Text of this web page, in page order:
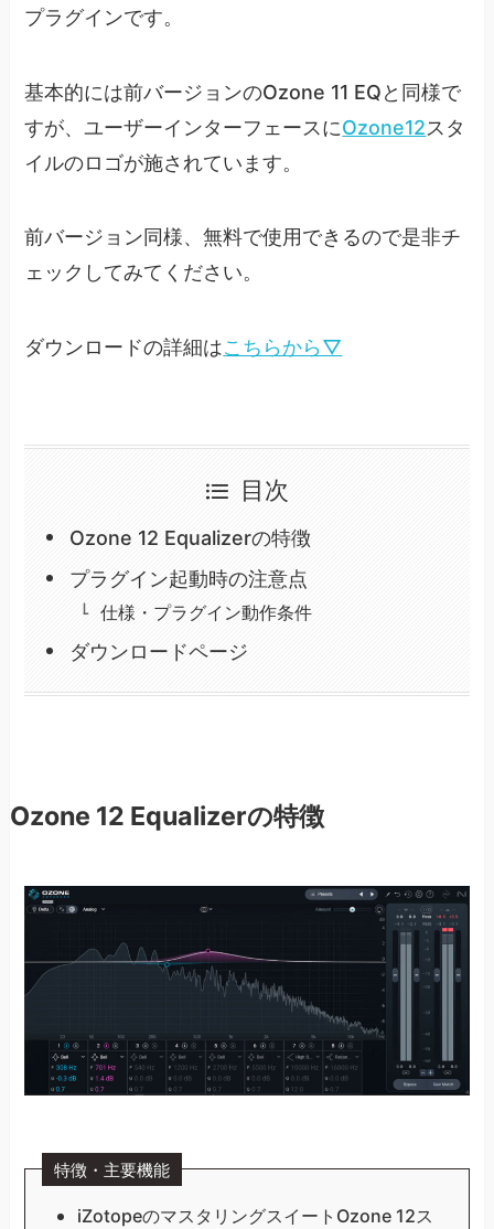
プラグインです。
基本的には前バージョンのOzone 11 EQと同様で
すが、ユーザーインターフェースにOzone12スタ
イルのロゴが施されています。
前バージョン同様、無料で使用できるので是非チ
ェックしてみてください。
ダウンロードの詳細はこちらから▽
目次
Ozone 12 Equalizerの特徴
プラグイン起動時の注意点
仕様・プラグイン動作条件
ダウンロードページ
Ozone 12 Equalizerの特徴
特徴・主要機能
iZotopeのマスタリングスイートOzone 12ス